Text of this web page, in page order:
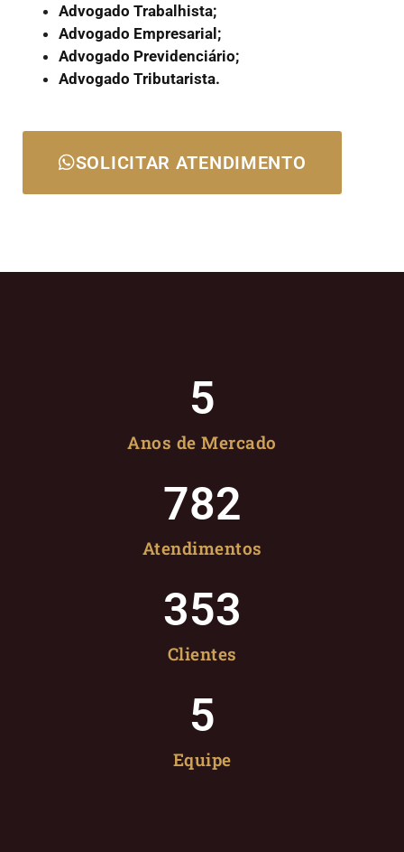
Advogado Trabalhista;
Advogado Empresarial;
Advogado Previdenciário;
Advogado Tributarista.
SOLICITAR ATENDIMENTO
Anos de Mercado
5
Atendimentos
782
Clientes
353
Equipe
5